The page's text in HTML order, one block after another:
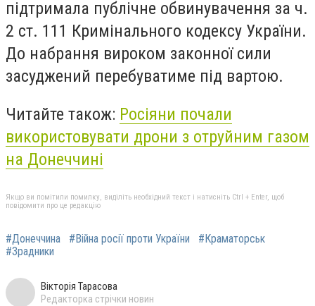
підтримала публічне обвинувачення за ч.
2 ст. 111 Кримінального кодексу України.
До набрання вироком законної сили
засуджений перебуватиме під вартою.
Читайте також: Росіяни почали
використовувати дрони з отруйним газом
на Донеччині
Якщо ви помітили помилку, виділіть необхідний текст і натисніть Ctrl + Enter, щоб
повідомити про це редакцію
#Донеччина #Війна росії проти України
#Краматорськ
#Зрадники
Вікторія Тарасова
Редакторка стрічки новин